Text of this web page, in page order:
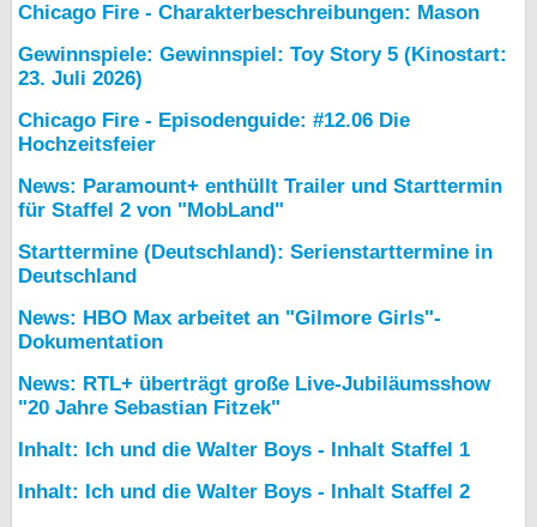
Chicago Fire - Charakterbeschreibungen: Mason
Gewinnspiele: Gewinnspiel: Toy Story 5 (Kinostart:
23. Juli 2026)
Chicago Fire - Episodenguide: #12.06 Die
Hochzeitsfeier
News: Paramount+ enthüllt Trailer und Starttermin
für Staffel 2 von "MobLand"
Starttermine (Deutschland): Serienstarttermine in
Deutschland
News: HBO Max arbeitet an "Gilmore Girls"-
Dokumentation
News: RTL+ überträgt große Live-Jubiläumsshow
"20 Jahre Sebastian Fitzek"
Inhalt: Ich und die Walter Boys - Inhalt Staffel 1
Inhalt: Ich und die Walter Boys - Inhalt Staffel 2